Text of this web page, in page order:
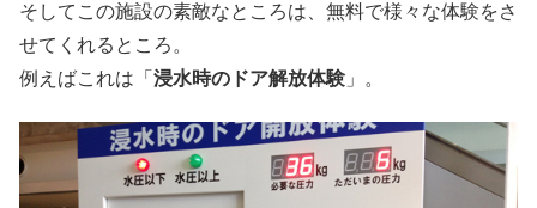
そしてこの施設の素敵なところは、無料で様々な体験をさ
せてくれるところ。
例えばこれは「 浸水時のドア解放体験 」。